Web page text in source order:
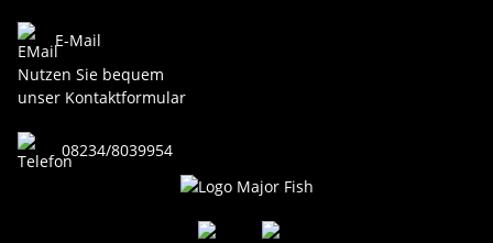
E-Mail
Nutzen Sie bequem
unser Kontaktformular
08234/8039954